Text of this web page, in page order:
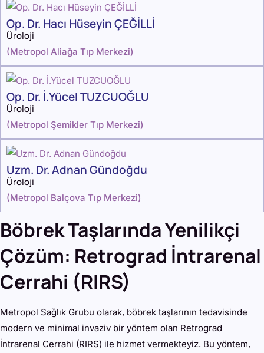
Op. Dr. Hacı Hüseyin ÇEĞİLLİ
Üroloji
(Metropol Aliağa Tıp Merkezi)
Op. Dr. İ.Yücel TUZCUOĞLU
Üroloji
(Metropol Şemikler Tıp Merkezi)
Uzm. Dr. Adnan Gündoğdu
Üroloji
(Metropol Balçova Tıp Merkezi)
Böbrek Taşlarında Yenilikçi
Çözüm: Retrograd İntrarenal
Cerrahi (RIRS)
Metropol Sağlık Grubu olarak, böbrek taşlarının tedavisinde
modern ve minimal invaziv bir yöntem olan Retrograd
İntrarenal Cerrahi (RIRS) ile hizmet vermekteyiz. Bu yöntem,